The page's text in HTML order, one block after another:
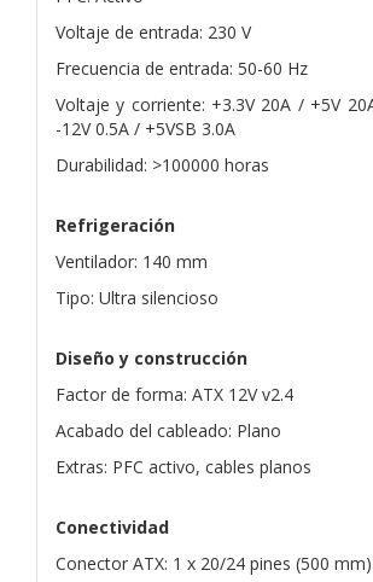
Voltaje de entrada: 230 V
Frecuencia de entrada: 50-60 Hz
Voltaje y corriente: +3.3V 20A / +5V
-12V 0.5A / +5VSB 3.0A
Durabilidad: >100000 horas
Refrigeración
Ventilador: 140 mm
Tipo: Ultra silencioso
Diseño y construcción
Factor de forma: ATX 12V v2.4
Acabado del cableado: Plano
Extras: PFC activo, cables planos
Conectividad
Conector ATX: 1 x 20/24 pines (500 mm)